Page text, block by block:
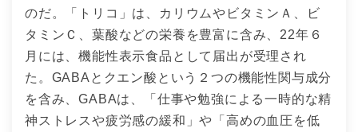
のだ。「トリコ」は、カリウムやビタミンＡ、ビ
タミンＣ、葉酸などの栄養を豊富に含み、22年６
月には、機能性表示食品として届出が受理され
た。GABAとクエン酸という２つの機能性関与成分
を含み、GABAは、「仕事や勉強による一時的な精
神ストレスや疲労感の緩和」や「高めの血圧を低